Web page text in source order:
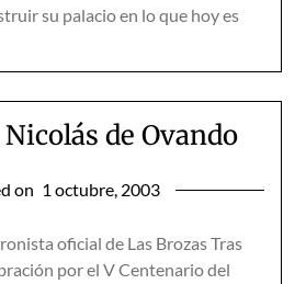
su palacio en lo que hoy es
de Ovando
on 1 octubre, 2003
oficial de Las Brozas Tras
por el V Centenario del